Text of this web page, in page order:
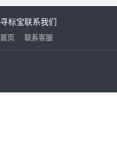
寻标宝
首页
联系我们
联系客服